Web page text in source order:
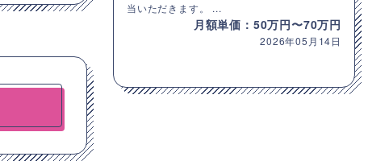
当いただきます。 ...
月額単価：50万円〜70万円
2026年05月14日